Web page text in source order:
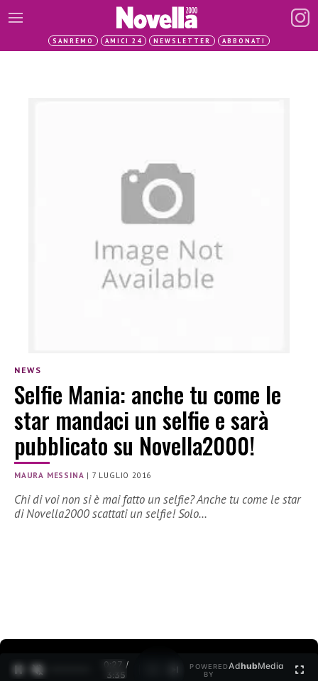
SANREMO AMICI 24 NEWSLETTER ABBONATI
NEWS
Selfie Mania: anche tu come le
star mandaci un selfie e sarà
pubblicato su Novella2000!
MAURA MESSINA | 7 LUGLIO 2016
Chi di voi non si è mai fatto un selfie? Anche tu come le star
di Novella2000 scattati un selfie! Solo…
0:27 /
3:35
POWERED
BY
AdhubMedia